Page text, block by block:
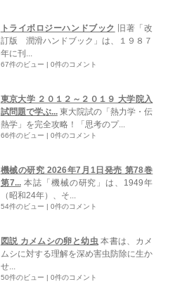
トライボロジーハンドブック
旧著「改
訂版 潤滑ハンドブック」は、１９８７
年に刊...
67件のビュー | 0件のコメント
東京大学 ２０１２～２０１９ 大学院入
試問題で学ぶ... 東大院試の「熱力学・伝
熱学」を完全攻略！「思考のプ...
66件のビュー | 0件のコメント
機械の研究 2026年7月1日発売 第78巻
第7... 本誌「機械の研究」は、1949年
（昭和24年）、そ...
54件のビュー | 0件のコメント
図説 カメムシの卵と幼虫 本書は、カメ
ムシに対する理解を深め害虫防除に生か
せ...
50件のビュー | 0件のコメント